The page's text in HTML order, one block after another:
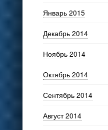
Январь 2015
Декабрь 2014
Ноябрь 2014
Октябрь 2014
Сентябрь 2014
Август 2014